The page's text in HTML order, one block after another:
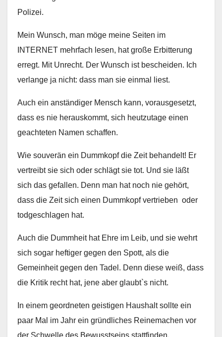
Polizei.
Mein Wunsch, man möge meine Seiten im
INTERNET mehrfach lesen, hat große Erbitterung
erregt. Mit Unrecht. Der Wunsch ist bescheiden. Ich
verlange ja nicht: dass man sie einmal liest.
Auch ein anständiger Mensch kann, vorausgesetzt,
dass es nie herauskommt, sich heutzutage einen
geachteten Namen schaffen.
Wie souverän ein Dummkopf die Zeit behandelt! Er
vertreibt sie sich oder schlägt sie tot. Und sie läßt
sich das gefallen. Denn man hat noch nie gehört,
dass die Zeit sich einen Dummkopf vertrieben oder
todgeschlagen hat.
Auch die Dummheit hat Ehre im Leib, und sie wehrt
sich sogar heftiger gegen den Spott, als die
Gemeinheit gegen den Tadel. Denn diese weiß, dass
die Kritik recht hat, jene aber glaubt`s nicht.
In einem geordneten geistigen Haushalt sollte ein
paar Mal im Jahr ein gründliches Reinemachen vor
der Schwelle des Bewusstseins stattfinden.